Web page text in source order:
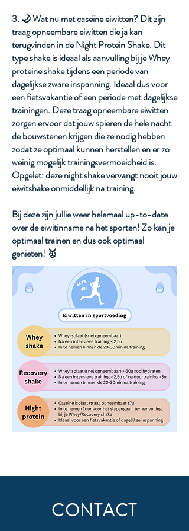
3. 🌙 Wat nu met caseïne eiwitten? Dit zijn
traag opneembare eiwitten die ja kan
terugvinden in de Night Protein Shake. Dit
type shake is ideaal als aanvulling bij je Whey
proteine shake tijdens een periode van
dagelijkse zware inspanning. Ideaal dus voor
een fietsvakantie of een periode met dagelijkse
trainingen. Deze traag opneembare eiwitten
zorgen ervoor dat jouw spieren de hele nacht
de bouwstenen krijgen die ze nodig hebben
zodat ze optimaal kunnen herstellen en er zo
weinig mogelijk trainingsvermoeidheid is.
Opgelet: deze night shake vervangt nooit jouw
eiwitshake onmiddellijk na training.
Bij deze zijn jullie weer helemaal up-to-date
over de eiwitinname na het sporten! Zo kan je
optimaal trainen en dus ook optimaal
genieten! 🥇
CONTACT